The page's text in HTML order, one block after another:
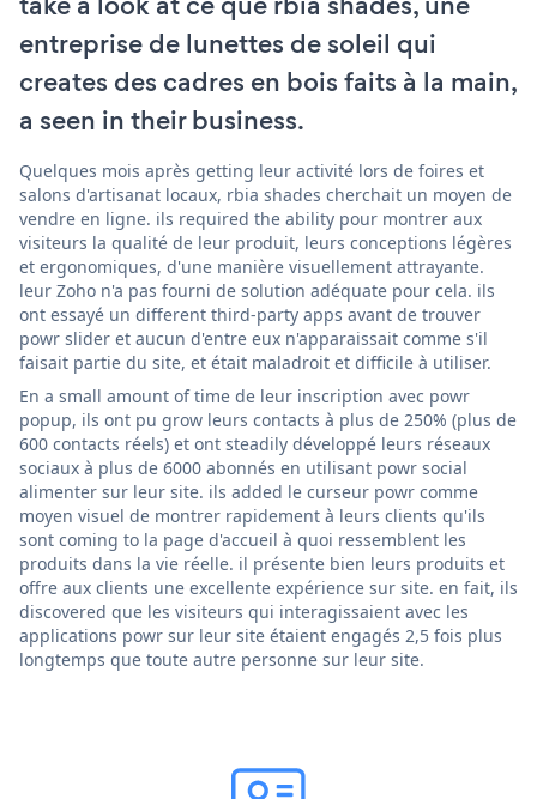
entreprise de lunettes de soleil qui
creates des cadres en bois faits à la main,
a seen in their business.
Quelques mois après getting leur activité lors de foires et
salons d'artisanat locaux, rbia shades cherchait un moyen de
vendre en ligne. ils required the ability pour montrer aux
visiteurs la qualité de leur produit, leurs conceptions légères
et ergonomiques, d'une manière visuellement attrayante.
leur Zoho n'a pas fourni de solution adéquate pour cela. ils
ont essayé un different third-party apps avant de trouver
powr slider et aucun d'entre eux n'apparaissait comme s'il
faisait partie du site, et était maladroit et difficile à utiliser.
En a small amount of time de leur inscription avec powr
popup, ils ont pu grow leurs contacts à plus de 250% (plus de
600 contacts réels) et ont steadily développé leurs réseaux
sociaux à plus de 6000 abonnés en utilisant powr social
alimenter sur leur site. ils added le curseur powr comme
moyen visuel de montrer rapidement à leurs clients qu'ils
sont coming to la page d'accueil à quoi ressemblent les
produits dans la vie réelle. il présente bien leurs produits et
offre aux clients une excellente expérience sur site. en fait, ils
discovered que les visiteurs qui interagissaient avec les
applications powr sur leur site étaient engagés 2,5 fois plus
longtemps que toute autre personne sur leur site.